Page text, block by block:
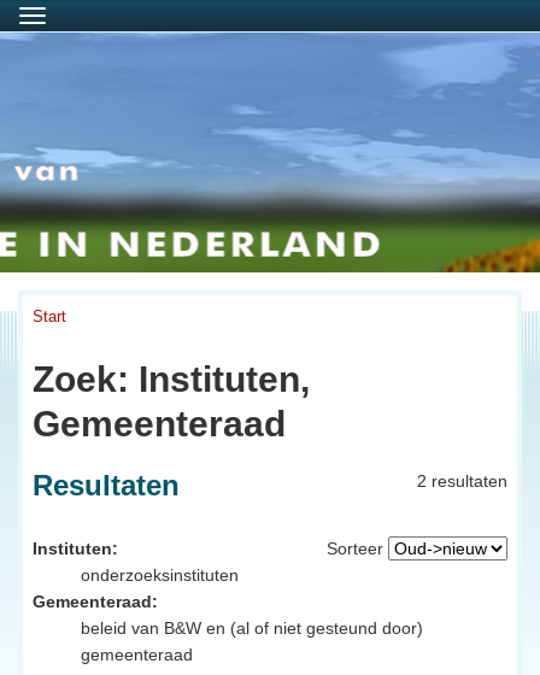
Menu
Start
Zoek: Instituten,
Gemeenteraad
2 resultaten
Resultaten
Sorteer
Instituten:
onderzoeksinstituten
Gemeenteraad:
beleid van B&W en (al of niet gesteund door)
gemeenteraad